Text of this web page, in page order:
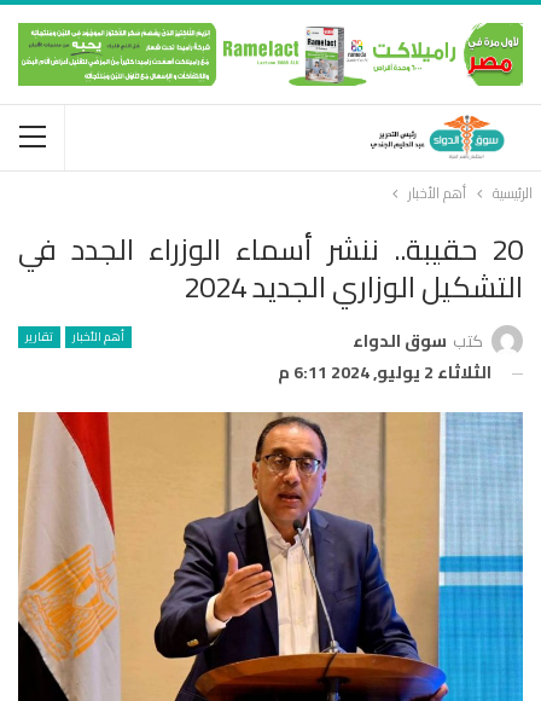
الرئيسية أهم الأخبار
20 حقيبة.. ننشر أسماء الوزراء الجدد في
التشكيل الوزاري الجديد 2024
أهم الأخبار تقارير كتب سوق الدواء
الثلاثاء 2 يوليو, 2024 6:11 م